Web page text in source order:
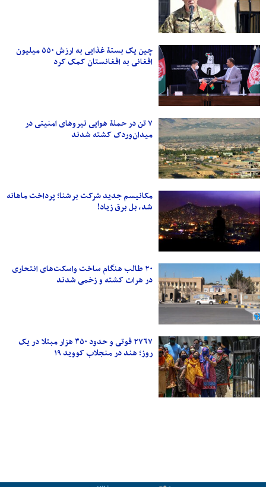
چین یک بستۀ غذایی به ارزش ۵۵۰ میلیون
افغانی به افغانستان کمک کرد
۷ تن در حملۀ هوایی نیروهای امنیتی در
میدان‌وردک کشته شدند
مکانیسم جدید شرکت برشنا؛ پرداخت ماهانه
شد، بل برق زیاد!
۲۰ طالب هنگام ساخت واسکت‌های انتحاری
در هرات کشته و زخمی شدند
۲۷۶۷ فوتی و حدود ۳۵۰ هزار مبتلا در یک
روز؛ هند در منجلاب کووید ۱۹